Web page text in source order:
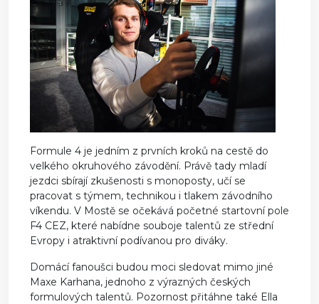
Formule 4 je jedním z prvních kroků na cestě do
velkého okruhového závodění. Právě tady mladí
jezdci sbírají zkušenosti s monoposty, učí se
pracovat s týmem, technikou i tlakem závodního
víkendu. V Mostě se očekává početné startovní pole
F4 CEZ, které nabídne souboje talentů ze střední
Evropy i atraktivní podívanou pro diváky.
Domácí fanoušci budou moci sledovat mimo jiné
Maxe Karhana, jednoho z výrazných českých
formulových talentů. Pozornost přitáhne také Ella